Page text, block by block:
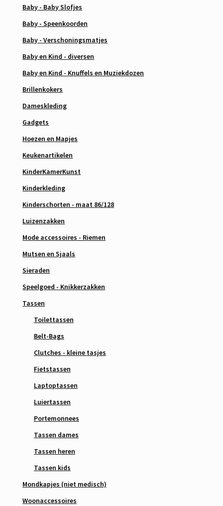
Baby - Baby Slofjes
Baby - Speenkoorden
Baby - Verschoningsmatjes
Baby en Kind - diversen
Baby en Kind - Knuffels en Muziekdozen
Brillenkokers
Dameskleding
Gadgets
Hoezen en Mapjes
Keukenartikelen
KinderKamerKunst
Kinderkleding
Kinderschorten - maat 86/128
Luizenzakken
Mode accessoires - Riemen
Mutsen en Sjaals
Sieraden
Speelgoed - Knikkerzakken
Tassen
Toilettassen
Belt-Bags
Clutches - kleine tasjes
Fietstassen
Laptoptassen
Luiertassen
Portemonnees
Tassen dames
Tassen heren
Tassen kids
Mondkapjes (niet medisch)
Woonaccessoires